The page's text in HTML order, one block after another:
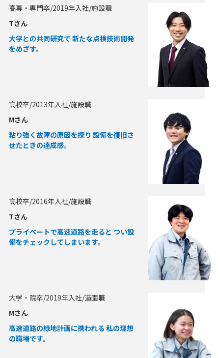
高専・専門卒/2019年入社/施設職
Tさん
大学との共同研究で 新たな点検技術開発
をめざす。
高校卒/2013年入社/施設職
Mさん
粘り強く故障の原因を探り 設備を復旧さ
せたときの達成感。
高校卒/2016年入社/施設職
Tさん
プライベートで高速道路を走ると つい設
備をチェックしてしまいます。
大学・院卒/2019年入社/造園職
Mさん
高速道路の緑地計画に携われる 私の理想
の職場です。